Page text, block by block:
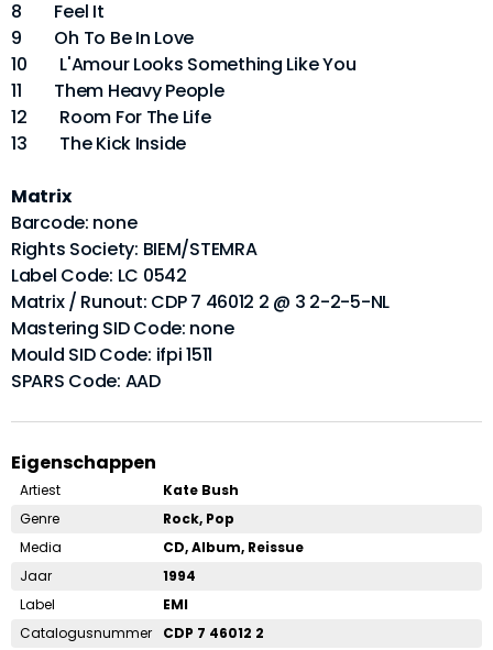
8 Feel It
9 Oh To Be In Love
10 L'Amour Looks Something Like You
11 Them Heavy People
12 Room For The Life
13 The Kick Inside
Matrix
Barcode: none
Rights Society: BIEM/STEMRA
Label Code: LC 0542
Matrix / Runout: CDP 7 46012 2 @ 3 2-2-5-NL
Mastering SID Code: none
Mould SID Code: ifpi 1511
SPARS Code: AAD
Eigenschappen
Artiest
Kate Bush
Genre
Rock, Pop
Media
CD, Album, Reissue
Jaar
1994
Label
EMI
Catalogusnummer
CDP 7 46012 2